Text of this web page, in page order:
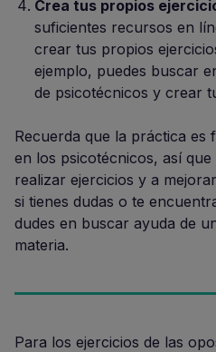
Crea tus propios
suficientes recursos en
crear tus propios
ejemplo, puedes buscar
de psicotécnicos y crear
Recuerda que la práctica es
en los psicotécnicos, así que
realizar ejercicios y a
si tienes dudas o te
dudes en buscar ayuda de
materia.
Para los ejercicios de las